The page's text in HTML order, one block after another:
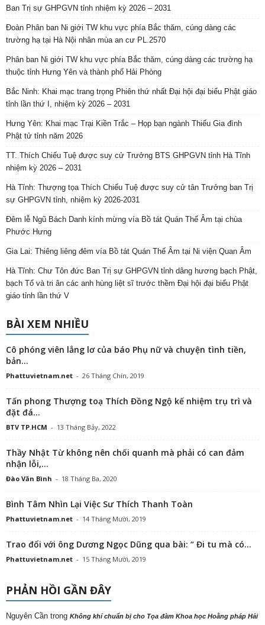
Ban Trị sự GHPGVN tỉnh nhiệm kỳ 2026 – 2031
Đoàn Phân ban Ni giới TW khu vực phía Bắc thăm, cúng dàng các
trường hạ tại Hà Nội nhân mùa an cư PL.2570
Phân ban Ni giới TW khu vực phía Bắc thăm, cúng dàng các trường hạ
thuộc tỉnh Hưng Yên và thành phố Hải Phòng
Bắc Ninh: Khai mạc trang trọng Phiên thứ nhất Đại hội đại biểu Phật giáo
tỉnh lần thứ I, nhiệm kỳ 2026 – 2031
Hưng Yên: Khai mạc Trại Kiền Trắc – Họp bạn ngành Thiếu Gia đình
Phật tử tỉnh năm 2026
TT. Thích Chiếu Tuệ được suy cử Trưởng BTS GHPGVN tỉnh Hà Tĩnh
nhiệm kỳ 2026 – 2031
Hà Tĩnh: Thượng tọa Thích Chiếu Tuệ được suy cử tân Trưởng ban Trị
sự GHPGVN tỉnh, nhiệm kỳ 2026-2031
Đêm lễ Ngũ Bách Danh kính mừng vía Bồ tát Quán Thế Âm tại chùa
Phước Hưng
Gia Lai: Thiêng liêng đêm vía Bồ tát Quán Thế Âm tại Ni viện Quan Âm
Hà Tĩnh: Chư Tôn đức Ban Trị sự GHPGVN tỉnh dâng hương bạch Phật,
bạch Tổ và tri ân các anh hùng liệt sĩ trước thềm Đại hội đại biểu Phật
giáo tỉnh lần thứ V
BÀI XEM NHIỀU
Cô phóng viên lẳng lơ của báo Phụ nữ và chuyện tình tiền,
bản...
Phattuvietnam.net - 26 Tháng Chín, 2019
Tấn phong Thượng toạ Thích Đồng Ngộ kế nhiệm trụ trì và
đặt đá...
BTV TP.HCM - 13 Tháng Bảy, 2022
Thầy Nhật Từ không nên chối quanh mà phải có can đảm
nhận lỗi,...
Đào Văn Bình - 18 Tháng Ba, 2020
Bình Tâm Nhìn Lại Việc Sư Thích Thanh Toàn
Phattuvietnam.net - 14 Tháng Mười, 2019
Trao đổi với ông Dương Ngọc Dũng qua bài: “ Đi tu mà có...
Phattuvietnam.net - 15 Tháng Mười, 2019
PHẢN HỒI GẦN ĐÂY
Nguyên Cần trong Không khí chuẩn bị cho Tọa đàm Khoa học Hoằng pháp Hải